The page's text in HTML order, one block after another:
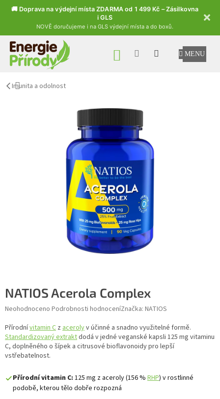
🚚 Doprava na výdejní místa ZDARMA od 1 499 Kč – Zásilkovna
i GLS
NOVĚ doručujeme i na GLS výdejní místa a do boxů.
Přejít na obsah
NÁKUPNÍ KOŠÍK
Imunita a odolnost
NATIOS Acerola Complex
Průměrné hodnocení produktu je 0,0 z 5 hvězdiček.
Neohodnoceno Podrobnosti hodnoceníZnačka: NATIOS
Přírodnívitamin C z acerolyv účinné a snadno využitelné formě.
Standardizovaný extraktdodá v jedné veganské kapsli 125 mg vitaminu
C, doplněného o šípek a citrusové bioflavonoidy pro lepší
vstřebatelnost.
Přírodní vitamin C: 125 mg z aceroly (156 % RHP) v rostlinné
podobě, kterou tělo dobře rozpozná